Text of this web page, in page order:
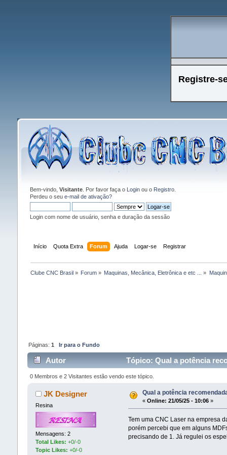
Registre-
Bem-vindo, Visitante. Por favor faça o Loginou o Registro.
Perdeu o seu e-mail de ativação?
Login com nome de usuário, senha e duração da sessão
Início Quota Extra Forum Ajuda Logar-se Registrar
Clube CNC Brasil» Forum » Maquinas, Mecânica, Eletrônica e etc ... »
Páginas: 1 Ir para o Fundo
Autor Tópico: Qual a potência
0 Membros e 2 Visitantes estão vendo este tópico.
JK Designer
Resina
Mensagens: 2
Total Likes: +0/-0
Topic Likes: +0/-0
Qual a potência
« Online: 21/05/25 - 10:06»
Tem uma CNC Laser na empresa
porém percebi que em alguns
precisando de 1. Já regulei os